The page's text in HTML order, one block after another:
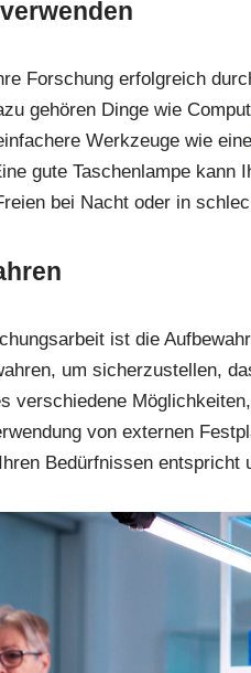
Forschung erfolgreich
gehören Dinge wie
Werkzeuge wie eine
gute Taschenlampe kann
bei Nacht oder in
ist die
um sicherzustellen,
verschiedene
von externen
Bedürfnissen